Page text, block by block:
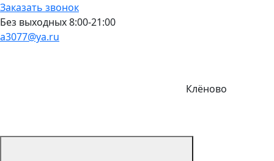
Заказать звонок
Без выходных 8:00-21:00
a3077@ya.ru
Клёново